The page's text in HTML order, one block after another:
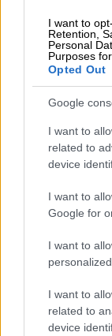
I want to
Retention,
Personal
Purposes
Opted Out
Google
I want to
related to
device
I want to
Google for
I want to
I want to
related to
device
Τα θέματα
ΑΝΑΤΟΜΙΑ-
ΑΡΧΕΣ
ΔΙΚΤΥΑ
ΑΡΧΕΣ
Τα σχολιά σας
ΕΘΝΟΣ θα
διαγράφονται